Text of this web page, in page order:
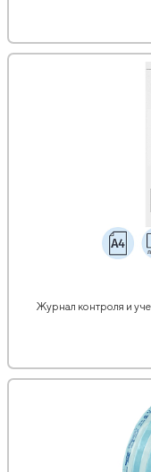
Журнал контроля и